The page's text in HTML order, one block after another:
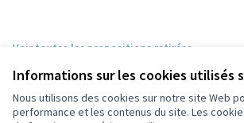
Informations sur les cookies utilisés
Nous utilisons des cookies sur notre site Web
performance et les contenus du site. Les
Voir toutes les propositions retirées
Conditions d'utilisation
Paramètres des cookies